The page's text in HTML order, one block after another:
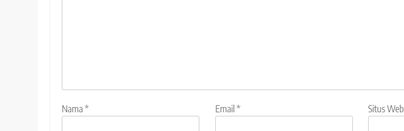
Nama* Email * Situs Web